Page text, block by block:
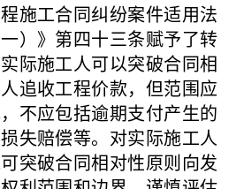
施工合同纠纷案件适用法
）》第四十三条赋予了转
际施工人可以突破合同相
追收工程价款，但范围应
不应包括逾期支付产生的
失赔偿等。对实际施工人
突破合同相对性原则向发